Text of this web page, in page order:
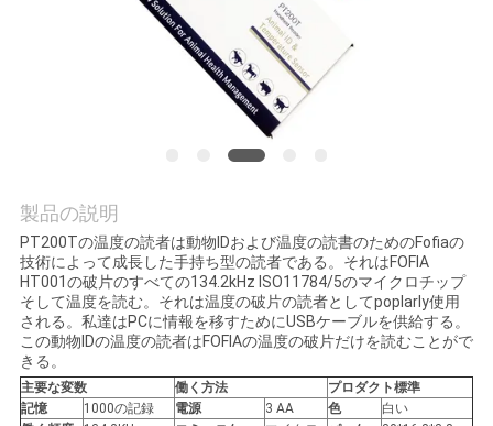
管
理
私
達
製品の説明
PT200Tの温度の読者は動物IDおよび温度の読書のためのFofiaの
技術によって成長した手持ち型の読者である。それはFOFIA
HT001の破片のすべての134.2kHz ISO11784/5のマイクロチップ
そして温度を読む。それは温度の破片の読者としてpoplarly使用
される。私達はPCに情報を移すためにUSBケーブルを供給する。
この動物IDの温度の読者はFOFIAの温度の破片だけを読むことがで
きる。
主要な変数 働く方法
プロダクト標準
記憶
1000の記録 電源 3 AA 色
白い